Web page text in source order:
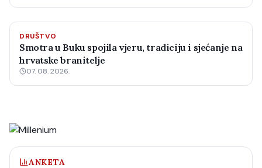
DRUŠTVO
Smotra u Buku spojila vjeru, tradiciju i sjećanje na
hrvatske branitelje
07. 08. 2026.
ANKETA